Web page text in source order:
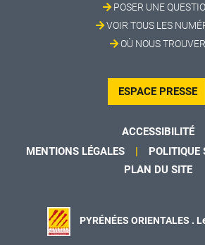
POSER UNE
VOIR TOUS LES
OÙ NOUS TROUVER
ESPACE PRESSE
ACCESSIBILITÉ
MENTIONS LÉGALES
POLITIQUE
PLAN DU SITE
PYRÉNÉES ORIENTALES .